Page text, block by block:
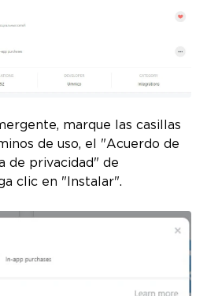
marque las casillas
de uso, el "Acuerdo de
de privacidad" de
clic en "Instalar".